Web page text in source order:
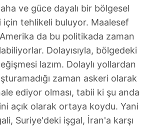
ve güce dayalı bir bölgesel
tehlikeli buluyor. Maalesef
da bu politikada zaman
Dolayısıyla, bölgedeki
lazım. Dolaylı yollardan
zaman askeri olarak
ediyor olması, tabii ki şu anda
açık olarak ortaya koydu. Yani
Suriye'deki işgal, İran'a karşı